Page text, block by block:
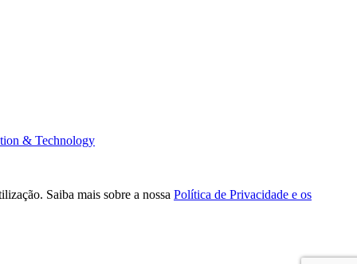
& Technology
Saiba mais sobre a nossa Política de Privacidade e os